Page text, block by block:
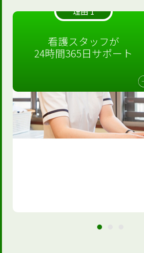
理由 1
看護スタッフが
24時間365日サポート